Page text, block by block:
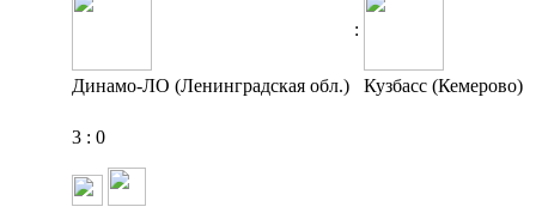
:
Динамо-ЛО (Ленинградская обл.) Кузбасс (Кемерово)
3 : 0